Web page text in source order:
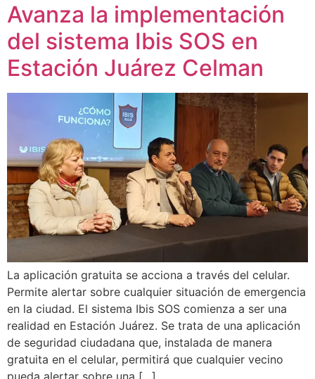
Avanza la implementación
del sistema Ibis SOS en
Estación Juárez Celman
La aplicación gratuita se acciona a través del celular.
Permite alertar sobre cualquier situación de emergencia
en la ciudad. El sistema Ibis SOS comienza a ser una
realidad en Estación Juárez. Se trata de una aplicación
de seguridad ciudadana que, instalada de manera
gratuita en el celular, permitirá que cualquier vecino